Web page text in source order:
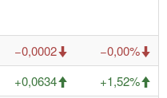
−0,0002
−0,00%
+0,0634
+1,52%